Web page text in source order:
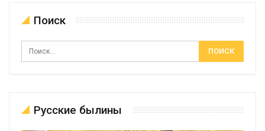
Поиск
Русские былины